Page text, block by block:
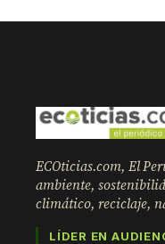
ECOticias.com, El
ambiente,
climático, reciclaje,
LÍDER EN